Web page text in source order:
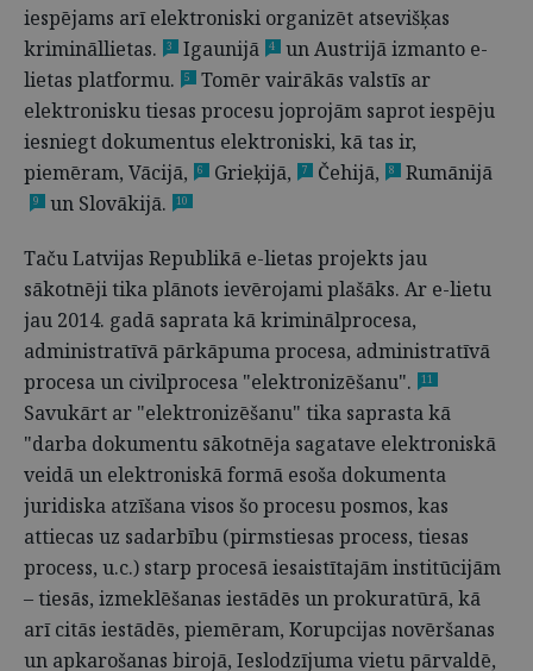
iespējams arī elektroniski organizēt atsevišķas
krimināllietas.
3 Igaunijā 4
un Austrijā izmanto e-
lietas platformu.
5
Tomēr vairākās valstīs ar
elektronisku tiesas procesu joprojām saprot iespēju
iesniegt dokumentus elektroniski, kā tas ir,
piemēram, Vācijā,
6 Grieķijā, 7 Čehijā, 8 Rumānijā
9 un Slovākijā. 10
Taču Latvijas Republikā e-lietas projekts jau
sākotnēji tika plānots ievērojami plašāks. Ar e-lietu
jau 2014. gadā saprata kā kriminālprocesa,
administratīvā pārkāpuma procesa, administratīvā
procesa un civilprocesa "elektronizēšanu".
11
Savukārt ar "elektronizēšanu" tika saprasta kā
"darba dokumentu sākotnēja sagatave elektroniskā
veidā un elektroniskā formā esoša dokumenta
juridiska atzīšana visos šo procesu posmos, kas
attiecas uz sadarbību (pirmstiesas process, tiesas
process, u.c.) starp procesā iesaistītajām institūcijām
– tiesās, izmeklēšanas iestādēs un prokuratūrā, kā
arī citās iestādēs, piemēram, Korupcijas novēršanas
un apkarošanas birojā, Ieslodzījuma vietu pārvaldē,